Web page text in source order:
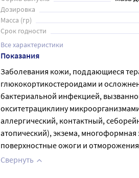
Дозировка
Масса (гр)
Срок годности
Все характеристики
Показания
Заболевания кожи, поддающиеся
глюкокортикостероидами и
бактериальной инфекцией,
окситетрациклину
аллергический, контактный,
атопический), экзема, многоформная
поверхностные ожоги и
Свернуть